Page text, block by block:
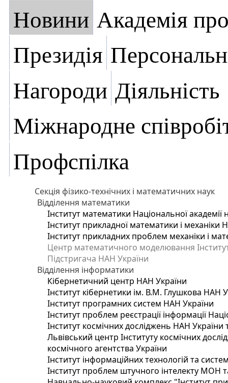
Новини Академія
Президія
Нагороди Діяльність
Міжнародне
Профспілка
Секція фізико-технічних і математичних наук
Відділення математики
Інститут математики Національної академії
Інститут прикладної математики і механіки
Інститут прикладних проблем механіки і
Центр математичного моделювання
Підстригача НАН України
Відділення інформатики
Кібернетичний центр НАН України
Інститут кібернетики ім. В.М. Глушкова НАН
Інститут програмних систем НАН України
Інститут проблем реєстрації інформації
Інститут космічних досліджень НАН України
Львівський центр Інституту космічних
космічного агентства України
Інститут інформаційних технологій та
Інститут проблем штучного інтелекту МОН